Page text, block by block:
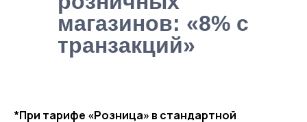
магазинов: «8% с
транзакций»
*При тарифе «Розница» в стандартной
Стать партнером
Контакты
Партнерам